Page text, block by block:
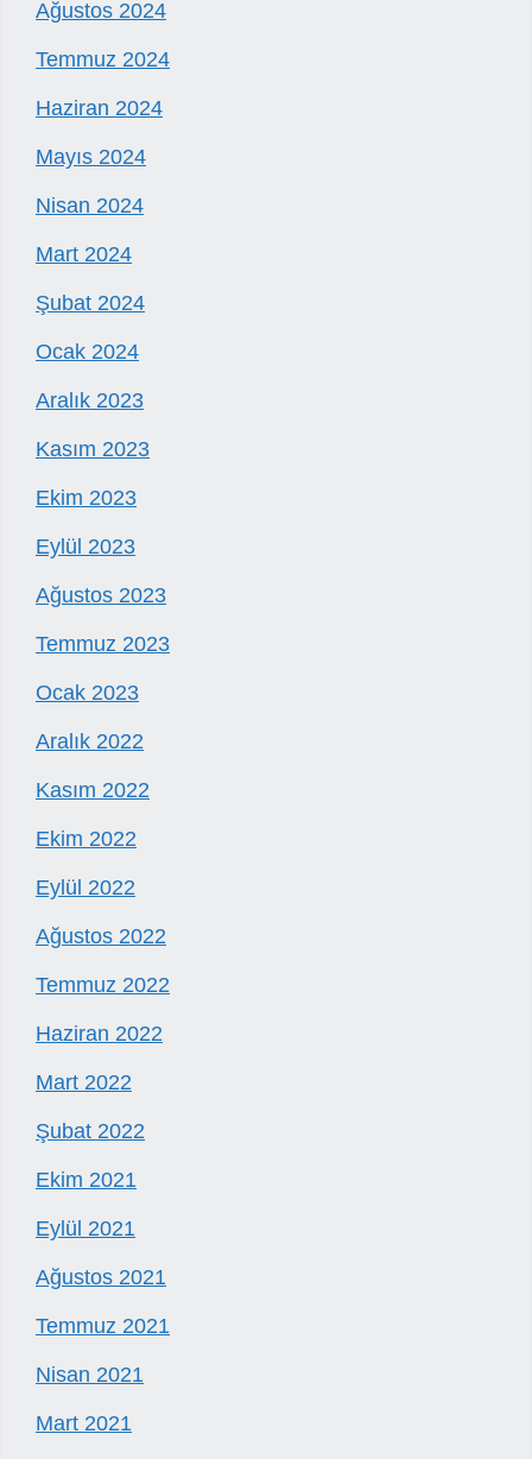
Ağustos 2024
Temmuz 2024
Haziran 2024
Mayıs 2024
Nisan 2024
Mart 2024
Şubat 2024
Ocak 2024
Aralık 2023
Kasım 2023
Ekim 2023
Eylül 2023
Ağustos 2023
Temmuz 2023
Ocak 2023
Aralık 2022
Kasım 2022
Ekim 2022
Eylül 2022
Ağustos 2022
Temmuz 2022
Haziran 2022
Mart 2022
Şubat 2022
Ekim 2021
Eylül 2021
Ağustos 2021
Temmuz 2021
Nisan 2021
Mart 2021